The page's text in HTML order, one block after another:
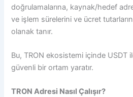
doğrulamalarına, kaynak/hedef
ve işlem sürelerini ve ücret
olanak tanır.
Bu, TRON ekosistemi içinde USDT
güvenli bir ortam yaratır.
TRON Adresi Nasıl Çalışır?